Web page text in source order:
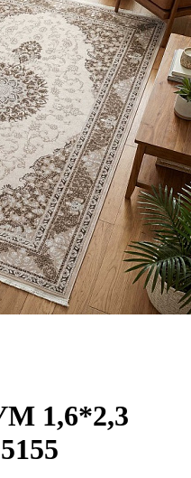
1,6*2,3